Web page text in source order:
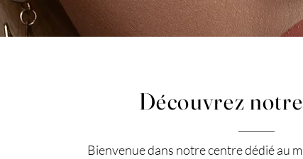
Découvrez
Bienvenue dans notre centre dédié au